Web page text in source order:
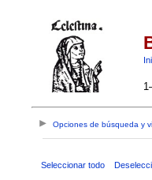
Opciones de búsqueda y
Seleccionar todo